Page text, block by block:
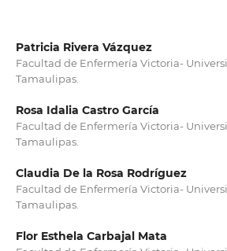
Patricia Rivera Vázquez
Facultad de Enfermería Victoria-
Tamaulipas.
Rosa Idalia Castro García
Facultad de Enfermería Victoria-
Tamaulipas.
Claudia De la Rosa Rodríguez
Facultad de Enfermería Victoria-
Tamaulipas.
Flor Esthela Carbajal Mata